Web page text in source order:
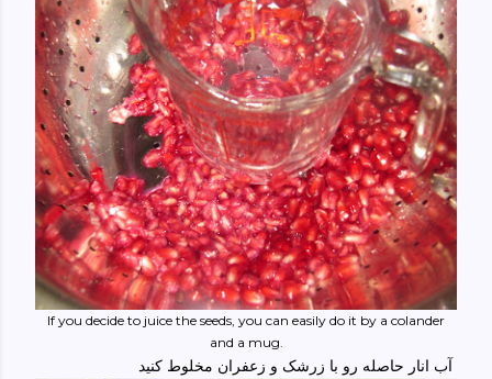
If you decide to juice the seeds, you can easily do it by a colander
and a mug.